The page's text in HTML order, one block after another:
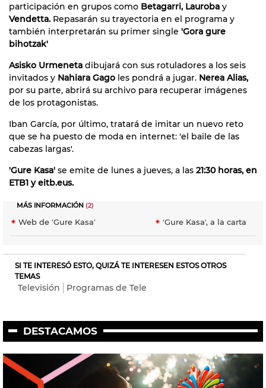
participación en grupos como Betagarri, Lauroba y
Vendetta. Repasarán su trayectoria en el programa y
también interpretarán su primer single 'Gora gure
bihotzak'
Asisko Urmeneta dibujará con sus rotuladores a los seis
invitados y Nahiara Gago les pondrá a jugar. Nerea Alias,
por su parte, abrirá su archivo para recuperar imágenes
de los protagonistas.
Iban García, por último, tratará de imitar un nuevo reto
que se ha puesto de moda en internet: 'el baile de las
cabezas largas'.
'Gure Kasa' se emite de lunes a jueves, a las 21:30 horas, en
ETB1 y eitb.eus.
MÁS INFORMACIÓN (2)
Web de 'Gure Kasa' 'Gure Kasa', a la carta
SI TE INTERESÓ ESTO, QUIZÁ TE INTERESEN ESTOS OTROS
TEMAS
Televisión Programas de Tele
DESTACAMOS